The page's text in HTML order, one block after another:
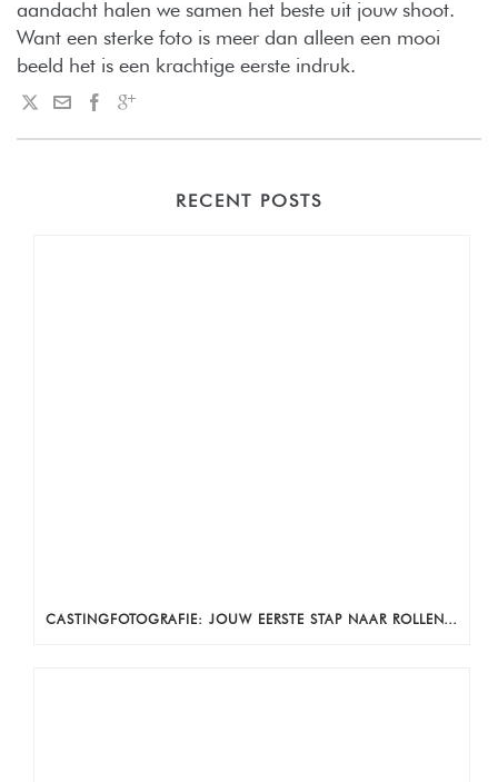
aandacht halen we samen het beste uit jouw shoot.
Want een sterke foto is meer dan alleen een mooi
beeld het is een krachtige eerste indruk.
RECENT POSTS